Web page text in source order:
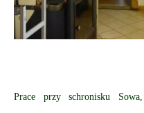
Prace przy schronisku